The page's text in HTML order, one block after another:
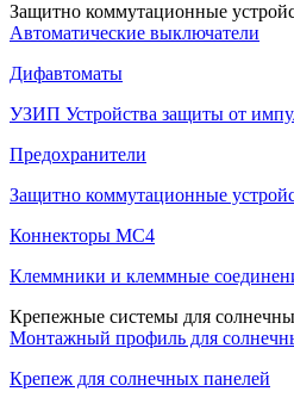
Защитно коммутационные
Автоматические выключатели
Дифавтоматы
УЗИП Устройства защиты от
Предохранители
Защитно коммутационные
Коннекторы MC4
Клеммники и клеммные
Крепежные системы для
Монтажный профиль для
Крепеж для солнечных панелей